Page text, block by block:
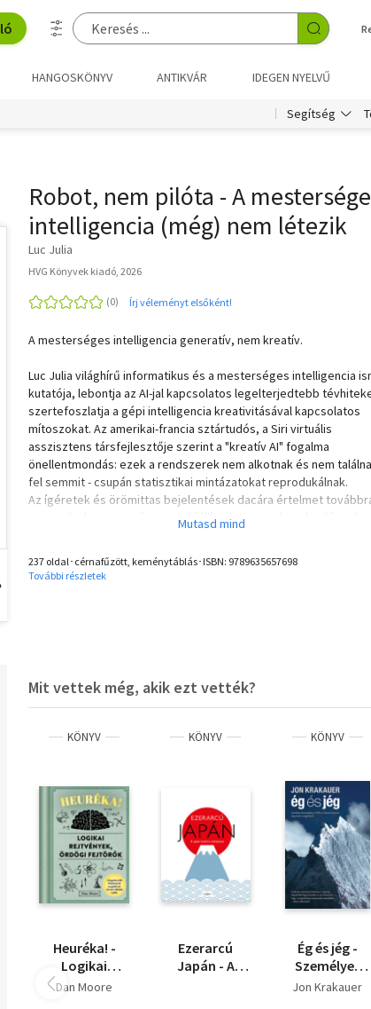
HANGOSKÖNYV ANTIKVÁR IDEGEN NYELVŰ
Segítség
Robot, nem pilóta - A
intelligencia (még) nem létezik
Luc Julia
HVG Könyvek kiadó, 2026
Írj véleményt elsőként!
A mesterséges intelligencia generatív, nem kreatív.
Luc Julia világhírű informatikus és a mesterséges intelligencia
kutatója, lebontja az AI-jal kapcsolatos legelterjedtebb
szertefoszlatja a gépi intelligencia kreativitásával kapcsolatos
mítoszokat. Az amerikai-francia sztártudós, a Siri virtuális
asszisztens társfejlesztője szerint a "kreatív AI" fogalma
önellentmondás: ezek a rendszerek nem alkotnak és nem
fel semmit - csupán statisztikai mintázatokat reprodukálnak.
Az ígéretek és örömittas bejelentések dacára értelmet
sem tudunk mesterségesen előállítani. A mai robotok talán már
A szerző áttekintve a gépi intelligencia kifejlesztésének izgalmas
történetét szól azokról a valós társadalmi fenyegetésekről,
237 oldal･cérnafűzött, keménytáblás･ISBN: 9789635657698
További részletek
Mit vettek még, akik ezt vették?
KÖNYV
Heuréka! -
Logikai
rejtvények,
Dan Moore
KÖNYV
Ezerarcú
Japán - A
KÖNYV
Ég és jég -
Személyes
beszámoló az
Jon Krakauer